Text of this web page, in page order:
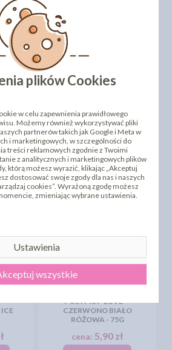
TIME
PEARLS LADY COOKIE -
70G
cena:12,50 zł
DO KOSZYKA
POSYPKA "LOVE" -
CZERWONO BIAŁO
RÓŻOWA - 75G
cena:5,90 zł
plików Cookies
w celu zapewnienia prawidłowego
Możemy również wykorzystywać pliki
partnerów takich jak Google i Meta w
i marketingowych, w szczególności do
treści reklamowych zgodnie z Twoimi
z analitycznych i marketingowych plików
którą możesz wyrazić, klikając „Akceptuj
dostosować swoje zgody dla nas i naszych
cookies”. Wyrażoną zgodę możesz
zmieniając wybrane ustawienia.
Ustawienia
wszystkie